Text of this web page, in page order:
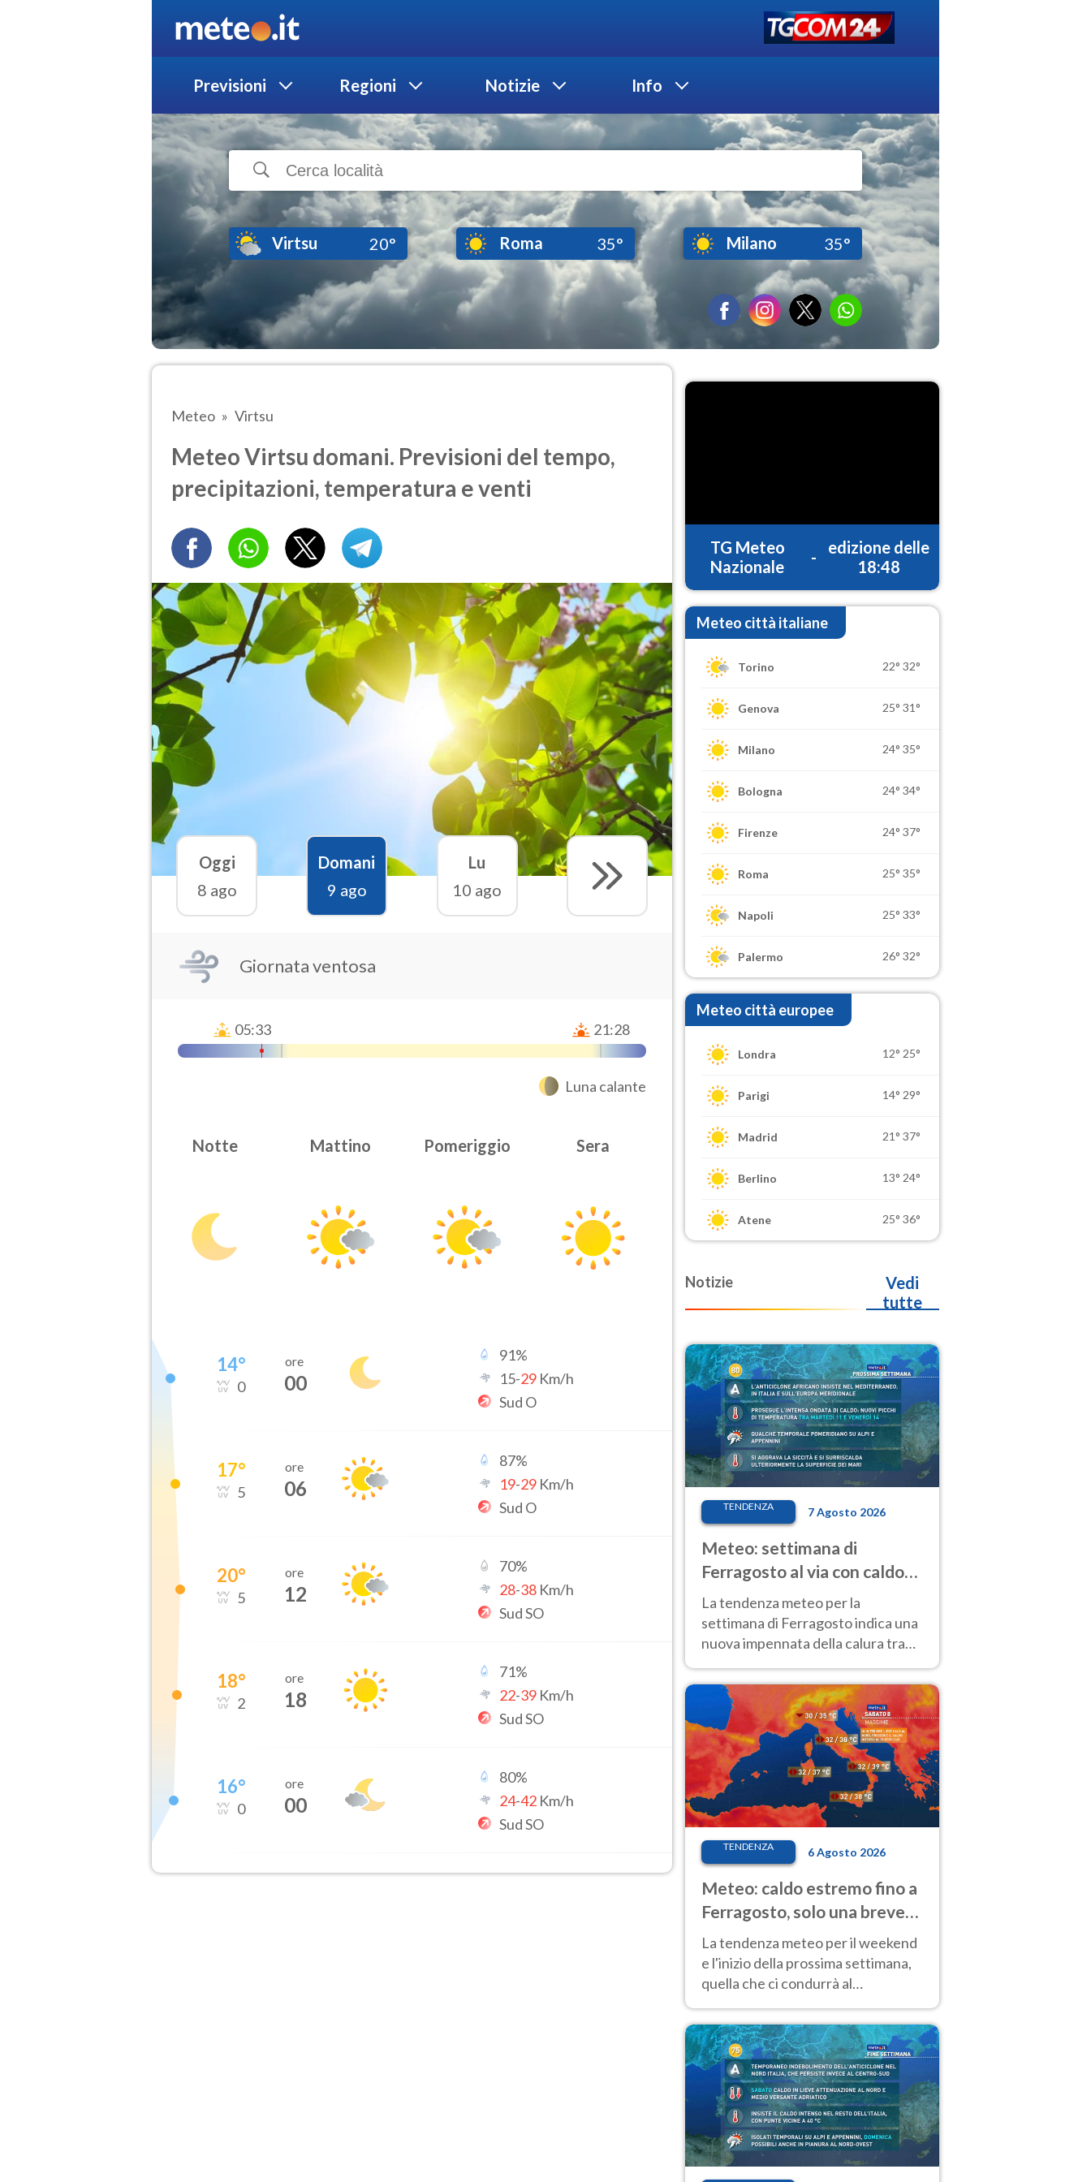
Previsioni Regioni Notizie Info
Virtsu 20° Roma 35° Milano 35°
Meteo Virtsu
Meteo Virtsu domani. Previsioni del tempo,
precipitazioni, temperatura e venti
Oggi
8 ago
Domani
9 ago
Lu
10 ago
Giornata ventosa
05:33 21:28
Luna calante
Notte Mattino Pomeriggio Sera
14°
0
ore
00
91%
15-29 Km/h
Sud O
17°
5
ore
06
87%
19-29 Km/h
Sud O
20°
5
ore
12
70%
28-38 Km/h
Sud SO
18°
2
ore
18
71%
22-39 Km/h
Sud SO
16°
0
ore
00
80%
24-42 Km/h
Sud SO
TG Meteo
Nazionale
-
edizione delle
18:48
Meteo città italiane
Torino 22° 32°
Genova 25° 31°
Milano 24° 35°
Bologna 24° 34°
Firenze 24° 37°
Roma 25° 35°
Napoli 25° 33°
Palermo 26° 32°
Meteo città europee
Londra 12° 25°
Parigi 14° 29°
Madrid 21° 37°
Berlino 13° 24°
Atene 25° 36°
Notizie
Vedi
tutte
TENDENZA 7 Agosto 2026
Meteo: settimana di
Ferragosto al via con caldo
intenso e qualche temporale
La tendenza meteo per la
settimana di Ferragosto indica una
nuova impennata della calura tra
anche al Nord.
TENDENZA 6 Agosto 2026
Meteo: caldo estremo fino a
Ferragosto, solo una breve
pausa. Ecco dove
La tendenza meteo per il weekend
e l'inizio della prossima settimana,
quella che ci condurrà al
temperature molto elevate